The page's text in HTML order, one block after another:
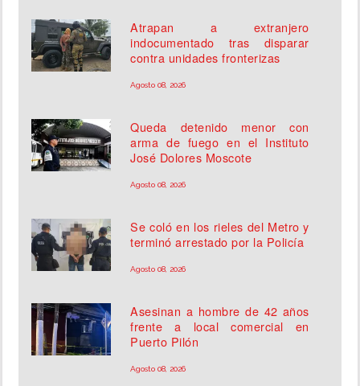
Atrapan a extranjero
indocumentado tras disparar
contra unidades fronterizas
Agosto 08, 2026
Queda detenido menor con
arma de fuego en el Instituto
José Dolores Moscote
Agosto 08, 2026
Se coló en los rieles del Metro y
terminó arrestado por la Policía
Agosto 08, 2026
Asesinan a hombre de 42 años
frente a local comercial en
Puerto Pilón
Agosto 08, 2026